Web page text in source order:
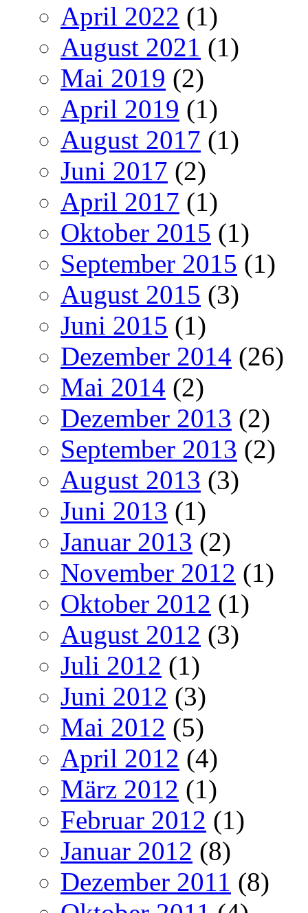
April 2022 (1)
August 2021 (1)
Mai 2019 (2)
April 2019 (1)
August 2017 (1)
Juni 2017 (2)
April 2017 (1)
Oktober 2015 (1)
September 2015 (1)
August 2015 (3)
Juni 2015 (1)
Dezember 2014 (26)
Mai 2014 (2)
Dezember 2013 (2)
September 2013 (2)
August 2013 (3)
Juni 2013 (1)
Januar 2013 (2)
November 2012 (1)
Oktober 2012 (1)
August 2012 (3)
Juli 2012 (1)
Juni 2012 (3)
Mai 2012 (5)
April 2012 (4)
März 2012 (1)
Februar 2012 (1)
Januar 2012 (8)
Dezember 2011 (8)